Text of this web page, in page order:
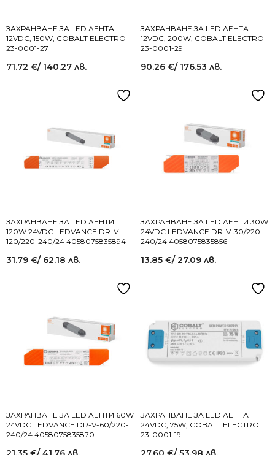
ЗАХРАНВАНЕ ЗА LED ЛЕНТА
12VDC, 150W, COBALT ELECTRO
23-0001-27
71.72 €/ 140.27 лв.
ЗАХРАНВАНЕ ЗА LED ЛЕНТА
12VDC, 200W, COBALT ELECTRO
23-0001-29
90.26 €/ 176.53 лв.
ЗАХРАНВАНЕ ЗА LED ЛЕНТИ
120W 24VDC LEDVANCE DR-V-
120/220-240/24 4058075835894
31.79 €/ 62.18 лв.
ЗАХРАНВАНЕ ЗА LED ЛЕНТИ 30W
24VDC LEDVANCE DR-V-30/220-
240/24 4058075835856
13.85 €/ 27.09 лв.
ЗАХРАНВАНЕ ЗА LED ЛЕНТИ 60W
24VDC LEDVANCE DR-V-60/220-
240/24 4058075835870
ЗАХРАНВАНЕ ЗА LED ЛЕНТА
24VDC, 75W, COBALT ELECTRO
23-0001-19